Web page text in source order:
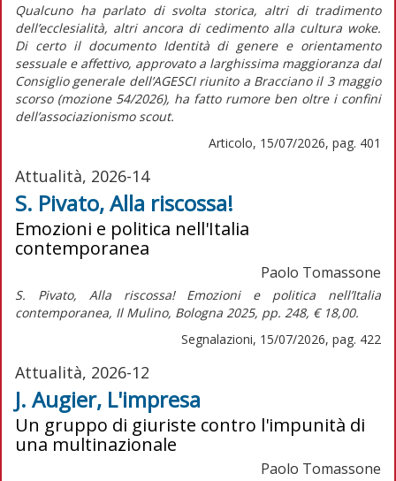
Qualcuno ha parlato di svolta storica, altri di tradimento
dell’ecclesialità, altri ancora di cedimento alla cultura woke.
Di certo il documento Identità di genere e orientamento
sessuale e affettivo, approvato a larghissima maggioranza dal
Consiglio generale dell’AGESCI riunito a Bracciano il 3 maggio
scorso (mozione 54/2026), ha fatto rumore ben oltre i confini
dell’associazionismo scout.
Articolo, 15/07/2026, pag. 401
Attualità, 2026-14
S. Pivato, Alla riscossa!
Emozioni e politica nell'Italia
contemporanea
Paolo Tomassone
S. Pivato, Alla riscossa! Emozioni e politica nell’Italia
contemporanea, Il Mulino, Bologna 2025, pp. 248, € 18,00.
Segnalazioni, 15/07/2026, pag. 422
Attualità, 2026-12
J. Augier, L'impresa
Un gruppo di giuriste contro l'impunità di
una multinazionale
Paolo Tomassone